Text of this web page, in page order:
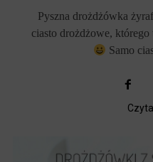
Pyszna drożdżówka
ciasto drożdżowe,
Samo